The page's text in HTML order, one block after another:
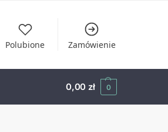
Polubione Zamówienie
0,00 zł 0